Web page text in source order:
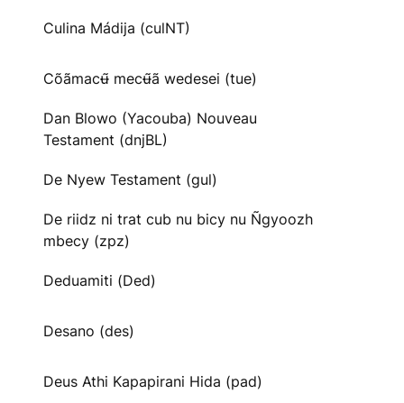
Culina Mádija (culNT)
Cõãmacʉ̃ mecʉ̃ã wedesei (tue)
Dan Blowo (Yacouba) Nouveau
Testament (dnjBL)
De Nyew Testament (gul)
De riidz ni trat cub nu bicy nu Ñgyoozh
mbecy (zpz)
Deduamiti (Ded)
Desano (des)
Deus Athi Kapapirani Hida (pad)